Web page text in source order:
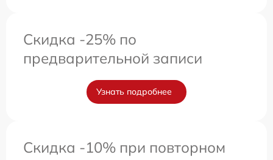
Скидка -25% по
предварительной записи
Узнать подробнее
Скидка -10% при повторном